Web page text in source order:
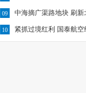
09 中海摘广渠路地块 刷新
10 紧抓过境红利 国泰航空